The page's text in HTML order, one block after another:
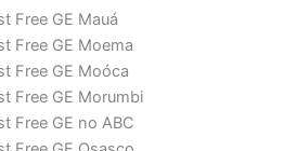
Free GE Mauá
Free GE Moema
Free GE Moóca
Free GE Morumbi
Free GE no ABC